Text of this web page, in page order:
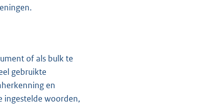
of als bulk te
gebruikte
en
ingestelde woorden,